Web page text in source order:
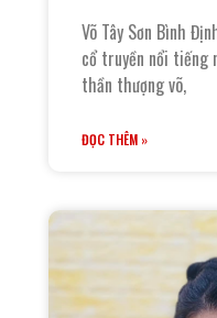
Võ Tây Sơn Bình
cổ truyền nổi tiếng
thần thượng võ,
ĐỌC THÊM »